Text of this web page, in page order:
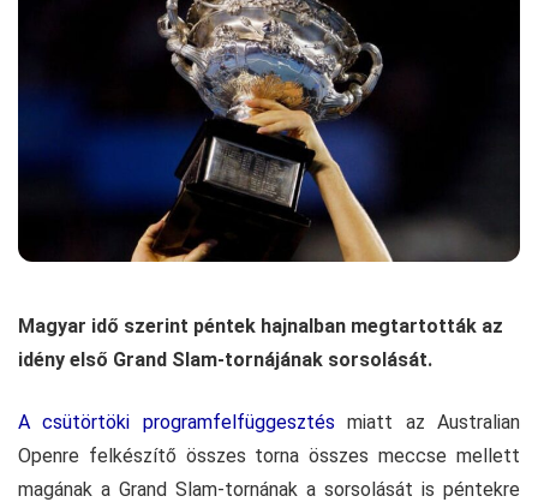
Magyar idő szerint péntek hajnalban megtartották az
idény első Grand Slam-tornájának sorsolását.
A csütörtöki programfelfüggesztés miatt az Australian
Openre felkészítő összes torna összes meccse mellett
magának a Grand Slam-tornának a sorsolását is péntekre